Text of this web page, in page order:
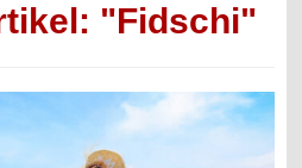
"Fidschi"